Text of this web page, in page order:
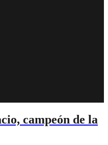
campeón de la